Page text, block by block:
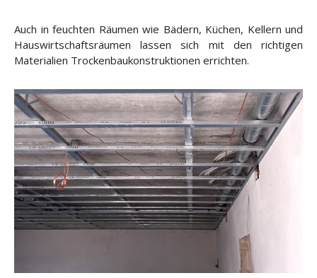
Auch in feuchten Räumen wie Bädern, Küchen, Kellern und
Hauswirtschaftsräumen lassen sich mit den richtigen
Materialien Trockenbaukonstruktionen errichten.